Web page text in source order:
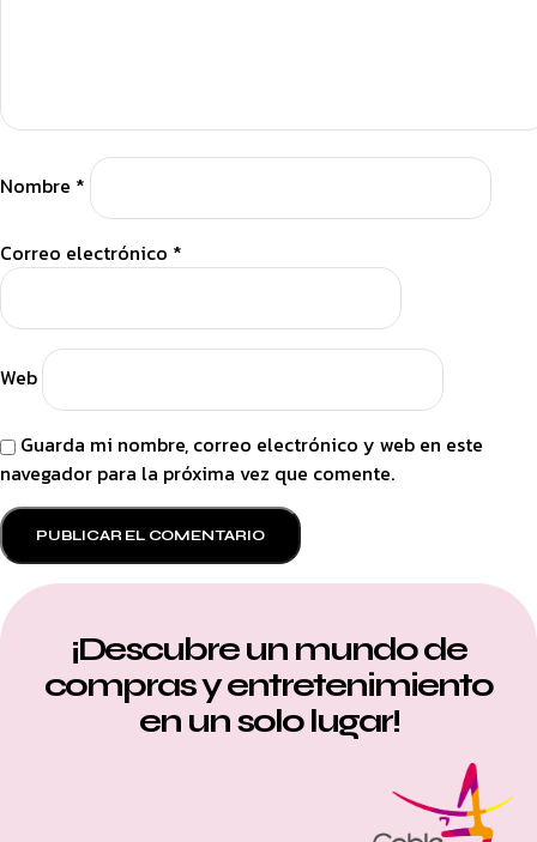
Nombre *
Correo electrónico *
Web
Guarda mi nombre, correo electrónico y web en este
navegador para la próxima vez que comente.
¡Descubre un mundo de
compras y entretenimiento
en un solo lugar!